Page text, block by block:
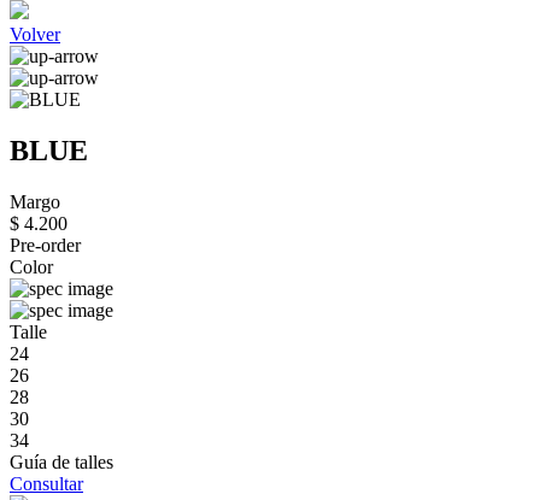
Volver
BLUE
Margo
$ 4.200
Pre-order
Color
Talle
24
26
28
30
34
Guía de talles
Consultar